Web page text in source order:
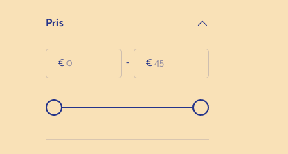
Pris
Fra
€ - Til
€
Fra
Til